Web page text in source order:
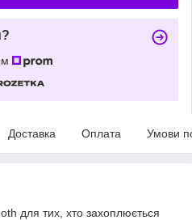
Доставка Оплата Умови
для тих, хто захоплюється